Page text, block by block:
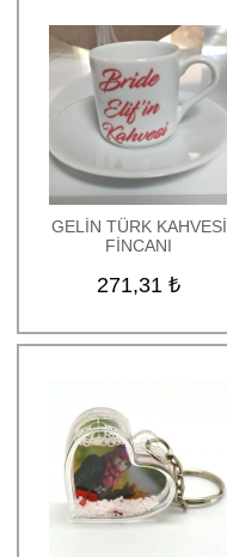
Sevgiliye Hediye
Sihirli İlginç Hediyeler
Kar Küreleri
Çiftlere Özel Tasarımlı
Yıldönümü Hediyeleri
Doğum Günü Hediyeleri
Kişiye Özel Hediyeler
Mesleki Hediyeler
Oskar ve Plaketler
GELİN TÜRK KAHVESİ
FİNCANI
271,31 ₺